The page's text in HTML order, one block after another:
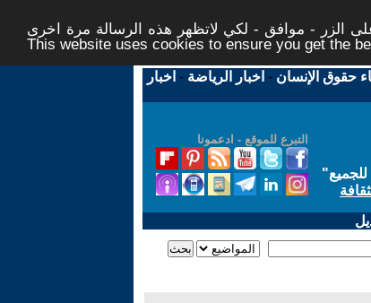
الزر - موافق - لكي لاتظهر هذه الرسالة مرة اخرى -
This website uses cookies to ensure you get the
حقوق الإنسان - اخبار الرياضة - اخبار
التبرع للموقع - ادعمونا
"